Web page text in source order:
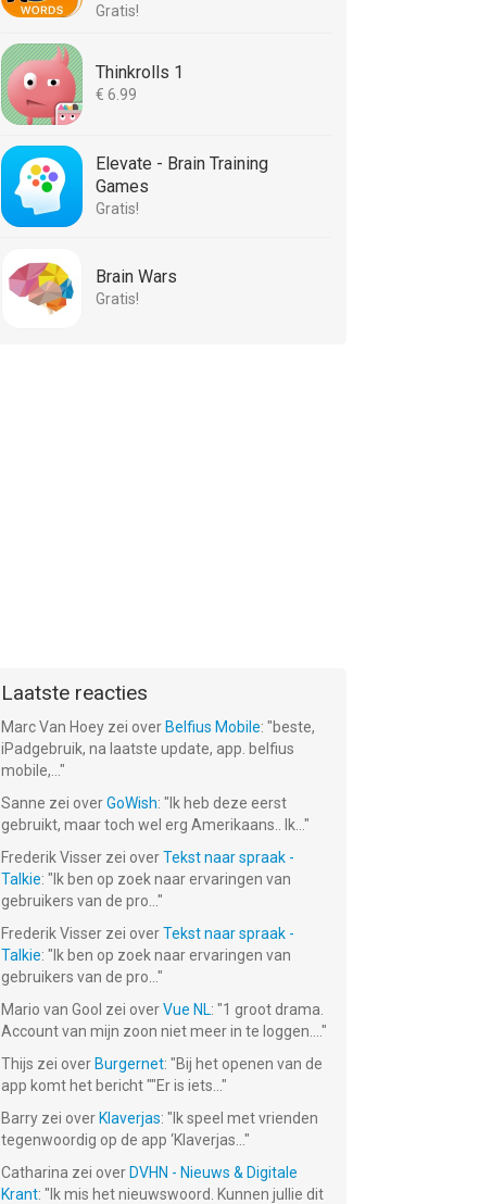
Gratis!
Thinkrolls 1
€ 6.99
Elevate - Brain Training
Games
Gratis!
Brain Wars
Gratis!
Laatste reacties
Marc Van Hoey zei over Belfius Mobile: "beste,
iPadgebruik, na laatste update, app. belfius
mobile,... "
Sanne zei overGoWish: " Ik heb deze eerst
gebruikt, maar toch wel erg Amerikaans.. Ik... "
Frederik Visser zei overTekst naar spraak -
Talkie: " Ik ben op zoek naar ervaringen van
gebruikers van de pro... "
Frederik Visser zei overTekst naar spraak -
Talkie: " Ik ben op zoek naar ervaringen van
gebruikers van de pro... "
Mario van Gool zei overVue NL: "1 groot drama.
Account van mijn zoon niet meer in te loggen.... "
Thijs zei over Burgernet: "Bij het openen van de
app komt het bericht ""Er is iets... "
Barry zei over Klaverjas: " Ik speel met vrienden
tegenwoordig op de app ‘Klaverjas... "
Catharina zei over DVHN - Nieuws & Digitale
Krant: " Ik mis het nieuwswoord. Kunnen jullie dit